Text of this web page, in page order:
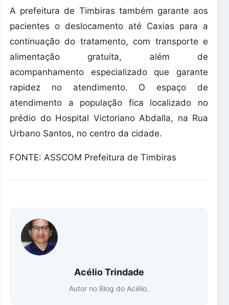
A prefeitura de Timbiras também garante aos
pacientes o deslocamento até Caxias para a
continuação do tratamento, com transporte e
alimentação gratuita, além de
acompanhamento especializado que garante
rapidez no atendimento. O espaço de
atendimento a população fica localizado no
prédio do Hospital Victoriano Abdalla, na Rua
Urbano Santos, no centro da cidade.
FONTE: ASSCOM Prefeitura de Timbiras
Acélio Trindade
Autor no Blog do Acélio.